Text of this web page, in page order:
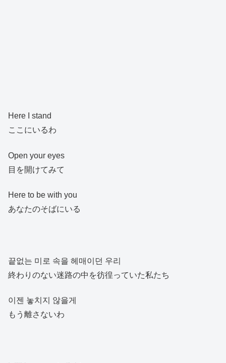
Here I stand
ここにいるわ
Open your eyes
目を開けてみて
Here to be with you
あなたのそばにいる
끝없는 미로 속을 헤매이던 우리
終わりのない迷路の中を彷徨っていた私たち
이젠 놓치지 않을게
もう離さないわ